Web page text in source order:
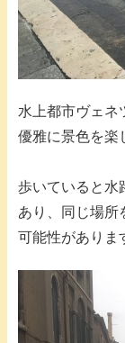
水上都市ヴェネ
優雅に景色を楽
歩いていると水
あり、同じ場所
可能性がありま